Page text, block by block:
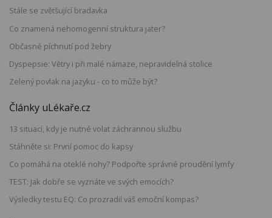
Stále se zvětšující bradavka
Co znamená nehomogenní struktura jater?
Občasné píchnutí pod žebry
Dyspepsie: Větry i při malé námaze, nepravidelná stolice
Zelený povlak na jazyku - co to může být?
Články uLékaře.cz
13 situací, kdy je nutné volat záchrannou službu
Stáhněte si: První pomoc do kapsy
Co pomáhá na oteklé nohy? Podpořte správné proudění lymfy
TEST: Jak dobře se vyznáte ve svých emocích?
Výsledky testu EQ: Co prozradil váš emoční kompas?